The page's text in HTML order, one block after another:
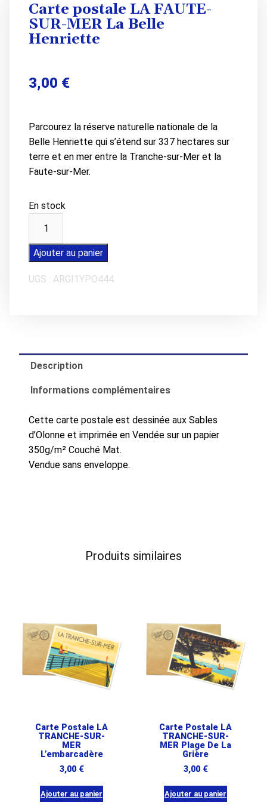
Carte postale LA FAUTE-
SUR-MER La Belle
Henriette
3,00 €
Parcourez la réserve naturelle nationale de la
Belle Henriette qui s’étend sur 337 hectares sur
terre et en mer entre la Tranche-sur-Mer et la
Faute-sur-Mer.
En stock
Carte
postale
LA
Belle
Henriette
Ajouter au panier
UGS : ARGI1YPO444
Description
Informations complémentaires
Cette carte postale est dessinée aux Sables
d’Olonne et imprimée en Vendée sur un papier
350g/m² Couché Mat.
Vendue sans enveloppe.
Produits similaires
Carte Postale LA
TRANCHE-SUR-
MER
L’embarcadère
3,00 €
Ajouter au panier
Carte Postale LA
TRANCHE-SUR-
MER Plage De La
Grière
3,00 €
Ajouter au panier